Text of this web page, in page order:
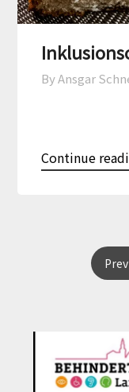
By Ansgar
Continue